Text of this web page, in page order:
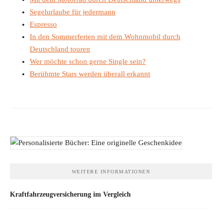
Segelurlaube für jedermann
Espresso
In den Sommerferien mit dem Wohnmobil durch
Deutschland touren
Wer möchte schon gerne Single sein?
Berühmte Stars werden überall erkannt
WEITERE INFORMATIONEN
Kraftfahrzeugversicherung im Vergleich